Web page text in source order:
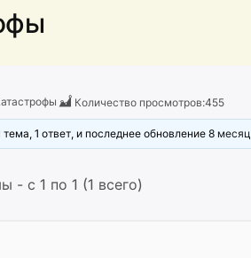
Количество просмотров:455
1 ответ, и последнее обновление 8
- с 1 по 1 (1 всего)